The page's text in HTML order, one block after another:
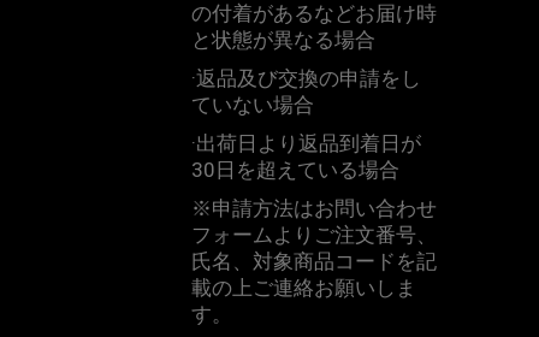
の付着があるなどお届け時
と状態が異なる場合
·返品及び交換の申請をし
ていない場合
·出荷日より返品到着日が
30 日を超えている場合
※申請方法はお問い合わせ
フォームよりご注文番号、
氏名、対象商品コードを記
載の上ご連絡お願いしま
す。